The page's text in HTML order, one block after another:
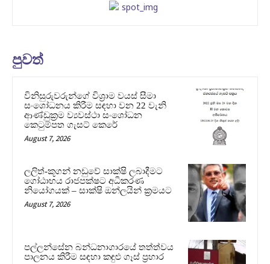
පුවත්
විනිසුරුවරුන්ගේ විශ්‍රාම වයස් සීමා
සංශෝධනය කිරීම සඳහා වන 22 වැනි
ආණ්ඩුක්‍රම ව්‍යවස්ථා සංශෝධන
කෙටුම්පත ගැසට් කෙරේ
August 7, 2026
ලලිත්-කූගන් නඩුවේ සාක්ෂි ලබාදීමට
ගෝඨාභය රාජපක්ෂට අධිකරණ
නියෝගයක් – සාක්ෂි ඔන්ලයින් ක්‍රමයට
August 7, 2026
පල්ලන්සේන බන්ධනාගාරයේ තත්ත්වය
පාලනය කිරීම සඳහා කඳුළු ගෑස් ප්‍රහාර